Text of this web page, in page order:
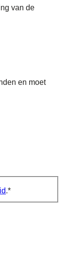
van de
en moet
.*